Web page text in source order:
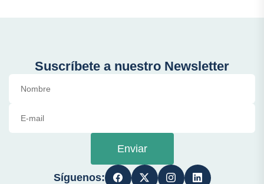
Suscríbete a nuestro Newsletter
Enviar
Síguenos: